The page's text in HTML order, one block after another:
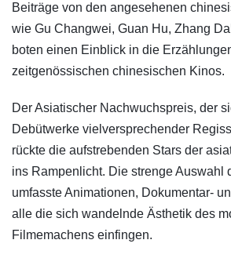
Beiträge von den angesehenen
wie Gu Changwei, Guan Hu, Zhang
boten einen Einblick in die
zeitgenössischen chinesischen Kinos.
Der Asiatischer Nachwuchspreis, der
Debütwerke vielversprechender
rückte die aufstrebenden Stars der
ins Rampenlicht. Die strenge Auswahl
umfasste Animationen, Dokumentar-
alle die sich wandelnde Ästhetik des
Filmemachens einfingen.